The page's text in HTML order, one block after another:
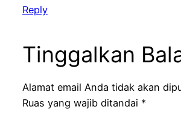
Reply
Tinggalkan
Alamat email Anda tidak akan
Ruas yang wajib ditandai *